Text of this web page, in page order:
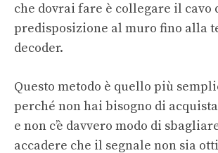
che dovrai fare è collegare il cavo
predisposizione al muro fino alla
decoder.
Questo metodo è quello più
perché non hai bisogno di
e non c’è davvero modo di
accadere che il segnale non sia